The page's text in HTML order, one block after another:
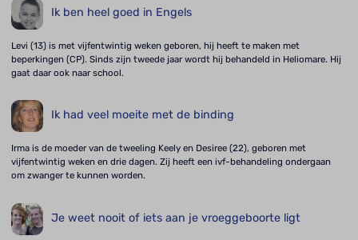
Ik ben heel goed in Engels
Levi (13) is met vijfentwintig weken geboren, hij heeft te maken met
beperkingen (CP). Sinds zijn tweede jaar wordt hij behandeld in Heliomare. Hij
gaat daar ook naar school.
Ik had veel moeite met de binding
Irma is de moeder van de tweeling Keely en Desiree (22), geboren met
vijfentwintig weken en drie dagen. Zij heeft een ivf-behandeling ondergaan
om zwanger te kunnen worden.
Je weet nooit of iets aan je vroeggeboorte ligt